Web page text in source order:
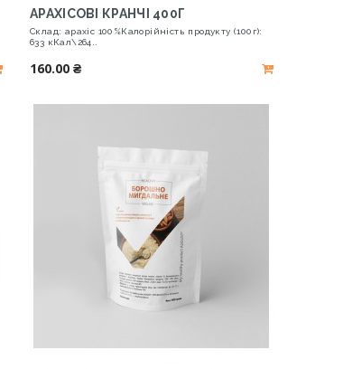
АРАХІСОВІ КРАНЧІ 400Г
Склад: арахіс 100%Калорійність продукту (100г):
633 кКал\264..
160.00 ₴